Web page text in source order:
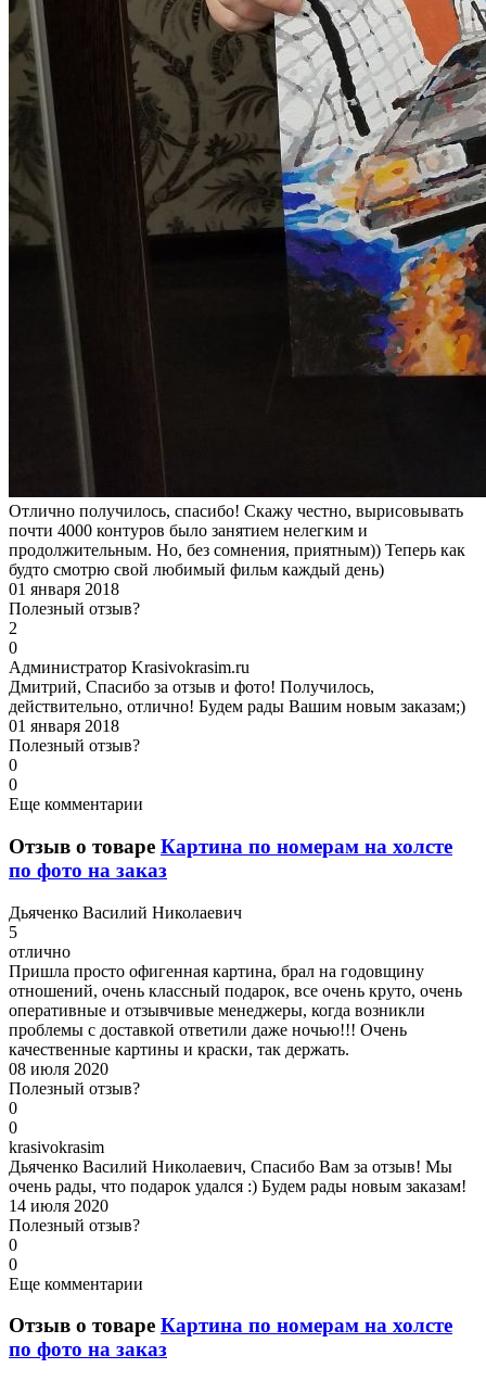
Отлично получилось, спасибо! Скажу честно, вырисовывать
почти 4000 контуров было занятием нелегким и
продолжительным. Но, без сомнения, приятным)) Теперь как
будто смотрю свой любимый фильм каждый день)
01 января 2018
Полезный отзыв?
2
0
Администратор Krasivokrasim.ru
Дмитрий, Спасибо за отзыв и фото! Получилось,
действительно, отлично! Будем рады Вашим новым заказам;)
01 января 2018
Полезный отзыв?
0
0
Еще комментарии
Отзыв о товаре Картина по номерам на холсте
по фото на заказ
Дьяченко Василий Николаевич
5
отлично
Пришла просто офигенная картина, брал на годовщину
отношений, очень классный подарок, все очень круто, очень
оперативные и отзывчивые менеджеры, когда возникли
проблемы с доставкой ответили даже ночью!!! Очень
качественные картины и краски, так держать.
08 июля 2020
Полезный отзыв?
0
0
krasivokrasim
Дьяченко Василий Николаевич, Спасибо Вам за отзыв! Мы
очень рады, что подарок удался :) Будем рады новым заказам!
14 июля 2020
Полезный отзыв?
0
0
Еще комментарии
Отзыв о товаре Картина по номерам на холсте
по фото на заказ